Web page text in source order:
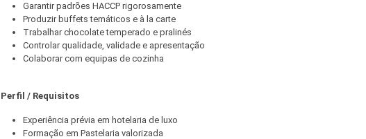
Garantir padrões HACCP rigorosamente
Produzir buffets temáticos e à la carte
Trabalhar chocolate temperado e pralinés
Controlar qualidade, validade e apresentação
Colaborar com equipas de cozinha
Perfil / Requisitos
Experiência prévia em hotelaria de luxo
Formação em Pastelaria valorizada